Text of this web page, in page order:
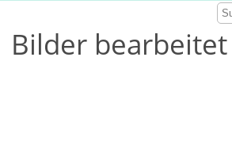
Bilder bearbeitet